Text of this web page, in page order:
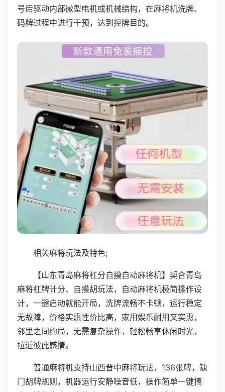
号后驱动内部微型电机或机械结构，在麻将机洗牌、
码牌过程中进行干预，达到控牌目的。
相关麻将玩法及特色;
【山东青岛麻将杠分自摸自动麻将机】契合青岛
麻将杠牌计分、自摸胡玩法，自动麻将机极简操作设
计，一键启动就能开局，洗牌流畅不卡顿，运行稳定
无故障，价格实惠性价比高，家用娱乐耐用又实惠，
邻里之间约局，无需复杂操作，轻松畅享休闲时光，
拉近彼此感情。
普通麻将机支持山西晋中麻将玩法，136张牌，缺
门胡牌规则，机器运行安静噪音低，操作简单一键搞